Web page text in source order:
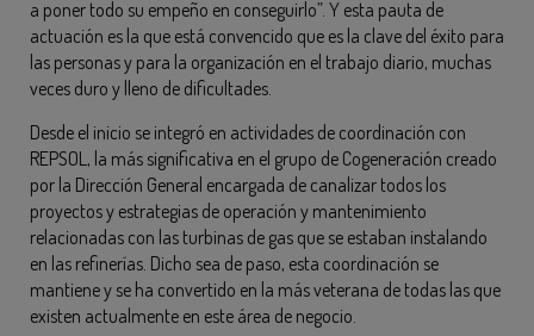
a poner todo su empeño en conseguirlo”. Y esta pauta de
actuación es la que está convencido que es la clave del éxito para
las personas y para la organización en el trabajo diario, muchas
veces duro y lleno de dificultades.
Desde el inicio se integró en actividades de coordinación con
REPSOL, la más significativa en el grupo de Cogeneración creado
por la Dirección General encargada de canalizar todos los
proyectos y estrategias de operación y mantenimiento
relacionadas con las turbinas de gas que se estaban instalando
en las refinerías. Dicho sea de paso, esta coordinación se
mantiene y se ha convertido en la más veterana de todas las que
existen actualmente en este área de negocio.